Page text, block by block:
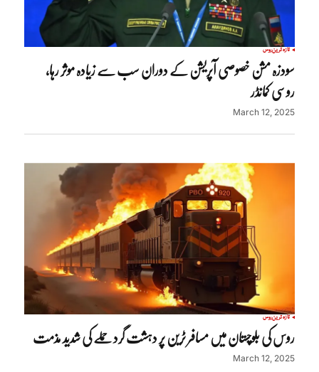
تازہ ترینروس
سودزہ مشن خصوصی آپریشن کے دوران سب سے زیادہ موثر رہا،
روسی کمانڈر
March 12, 2025
تازہ ترینروس
روس کی بلوچستان میں مسافر ٹرین پر دہشت گرد حملے کی شدید مذمت
March 12, 2025